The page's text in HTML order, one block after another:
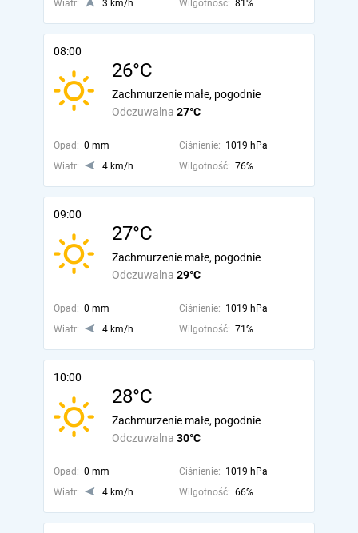
Wiatr: 3 km/h Wilgotność: 81%
08:00
26°C
Odczuwalna 27°C
Zachmurzenie małe, pogodnie
Opad: 0 mm Ciśnienie: 1019 hPa
Wiatr:
4 km/h Wilgotność: 76%
09:00
27°C
Odczuwalna 29°C
Zachmurzenie małe, pogodnie
Opad: 0 mm Ciśnienie: 1019 hPa
Wiatr:
4 km/h Wilgotność: 71%
10:00
28°C
Odczuwalna 30°C
Zachmurzenie małe, pogodnie
Opad: 0 mm Ciśnienie: 1019 hPa
Wiatr:
4 km/h Wilgotność: 66%